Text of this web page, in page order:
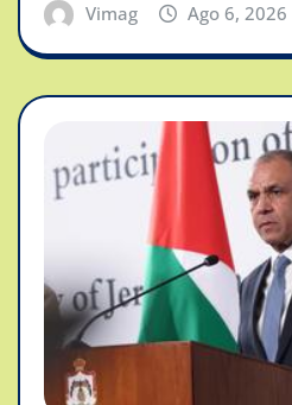
Vimag Ago 6, 2026